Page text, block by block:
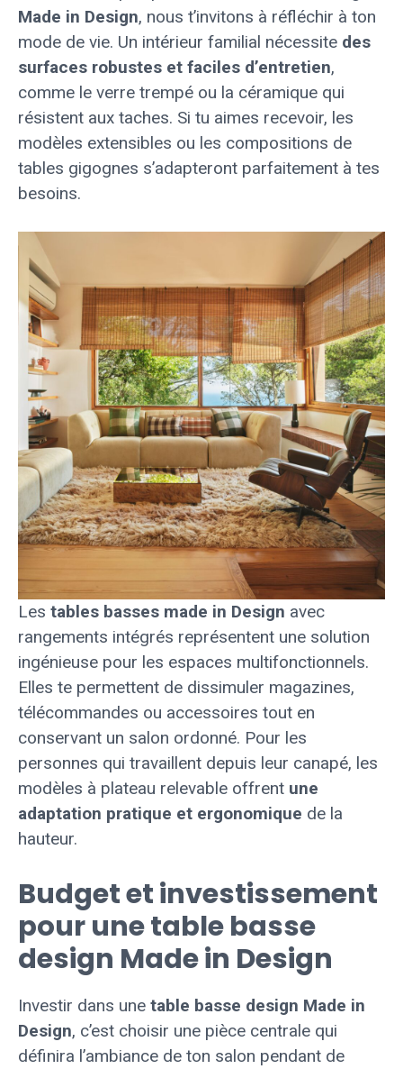
Made in Design, nous t’invitons à réfléchir à ton
mode de vie. Un intérieur familial nécessite des
surfaces robustes et faciles d’entretien,
comme le verre trempé ou la céramique qui
résistent aux taches. Si tu aimes recevoir, les
modèles extensibles ou les compositions de
tables gigognes s’adapteront parfaitement à tes
besoins.
Les tables basses made in Design avec
rangements intégrés représentent une solution
ingénieuse pour les espaces multifonctionnels.
Elles te permettent de dissimuler magazines,
télécommandes ou accessoires tout en
conservant un salon ordonné. Pour les
personnes qui travaillent depuis leur canapé, les
modèles à plateau relevable offrent une
adaptation pratique et ergonomique de la
hauteur.
Budget et investissement
pour une table basse
design Made in Design
Investir dans une table basse design Made in
Design, c’est choisir une pièce centrale qui
définira l’ambiance de ton salon pendant de